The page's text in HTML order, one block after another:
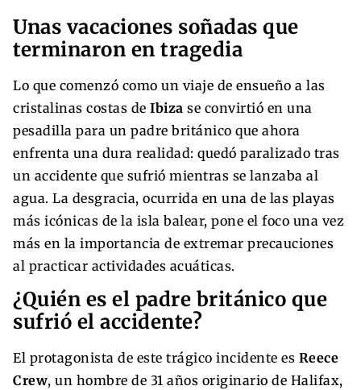
Unas vacaciones soñadas que
terminaron en tragedia
Lo que comenzó como un viaje de ensueño a las
cristalinas costas de Ibiza se convirtió en una
pesadilla para un padre británico que ahora
enfrenta una dura realidad: quedó paralizado tras
un accidente que sufrió mientras se lanzaba al
agua. La desgracia, ocurrida en una de las playas
más icónicas de la isla balear, pone el foco una vez
más en la importancia de extremar precauciones
al practicar actividades acuáticas.
¿Quién es el padre británico que
sufrió el accidente?
El protagonista de este trágico incidente es Reece
Crew, un hombre de 31 años originario de Halifax,